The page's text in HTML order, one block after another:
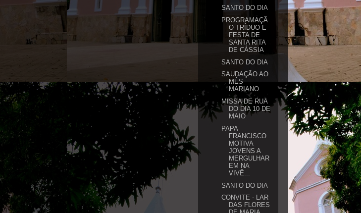
SANTO DO DIA
PROGRAMAÇÃ
O TRÍDUO E
FESTA DE
SANTA RITA
DE CÁSSIA
SANTO DO DIA
SAUDAÇÃO AO
MÊS
MARIANO
MISSA DE RUA
DO DIA 10 DE
MAIO
PAPA
FRANCISCO
MOTIVA
JOVENS A
MERGULHAR
EM NA
VIVÊ...
SANTO DO DIA
CONVITE - LAR
DAS FLORES